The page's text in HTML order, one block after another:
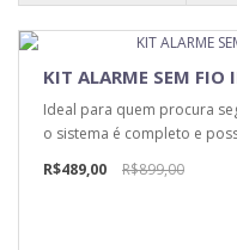
KIT ALARME SEM FIO
Ideal para quem procura
o sistema é completo e
R$489,00
R$899,00